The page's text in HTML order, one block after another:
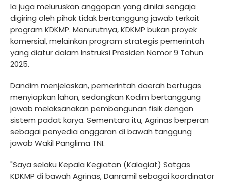
Ia juga meluruskan anggapan yang dinilai sengaja
digiring oleh pihak tidak bertanggung jawab terkait
program KDKMP. Menurutnya, KDKMP bukan proyek
komersial, melainkan program strategis pemerintah
yang diatur dalam Instruksi Presiden Nomor 9 Tahun
2025.
Dandim menjelaskan, pemerintah daerah bertugas
menyiapkan lahan, sedangkan Kodim bertanggung
jawab melaksanakan pembangunan fisik dengan
sistem padat karya. Sementara itu, Agrinas berperan
sebagai penyedia anggaran di bawah tanggung
jawab Wakil Panglima TNI.
"Saya selaku Kepala Kegiatan (Kalagiat) Satgas
KDKMP di bawah Agrinas, Danramil sebagai koordinator